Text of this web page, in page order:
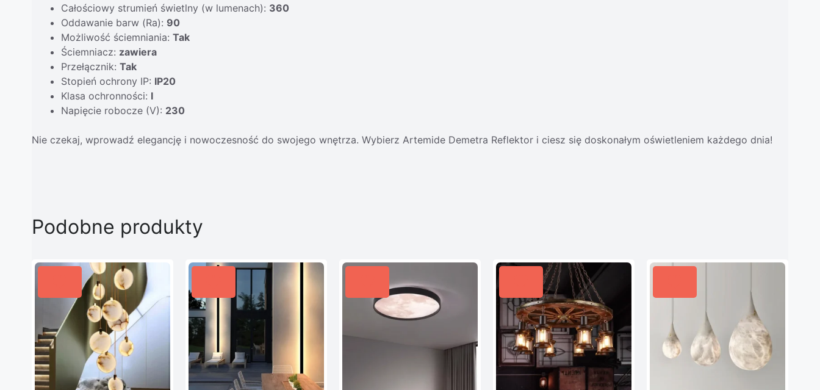
Całościowy strumień świetlny (w lumenach): 360
Oddawanie barw (Ra): 90
Możliwość ściemniania: Tak
Ściemniacz: zawiera
Przełącznik: Tak
Stopień ochrony IP: IP20
Klasa ochronności: I
Napięcie robocze (V): 230
Nie czekaj, wprowadź elegancję i nowoczesność do swojego wnętrza. Wybierz Artemide Demetra Reflektor i ciesz się doskonałym oświetleniem każdego dnia!
Podobne produkty